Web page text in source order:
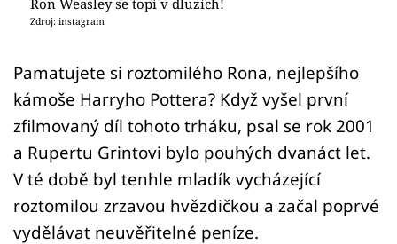
Přihlášení
Sledujte nás
Zdroj: instagram
Pamatujete si roztomilého Rona, nejlepšího
kámoše Harryho Pottera? Když vyšel první
zfilmovaný díl tohoto trháku, psal se rok 2001
a Rupertu Grintovi bylo pouhých dvanáct let.
V té době byl tenhle mladík vycházející
roztomilou zrzavou hvězdičkou a začal poprvé
vydělávat neuvěřitelné peníze.